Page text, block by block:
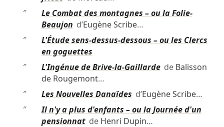
″
Le Combat des montagnes – ou la Folie-
Beaujon d’Eugène Scribe…
″
L'Étude sens-dessus-dessous – ou les Clercs
en goguettes
″
L'Ingénue de Brive-la-Gaillardede Balisson
de Rougemont…
″
Les Nouvelles Danaïdes d’Eugène Scribe…
″
Il n'y a plus d'enfants – ou la Journée d'un
pensionnatde Henri Dupin…